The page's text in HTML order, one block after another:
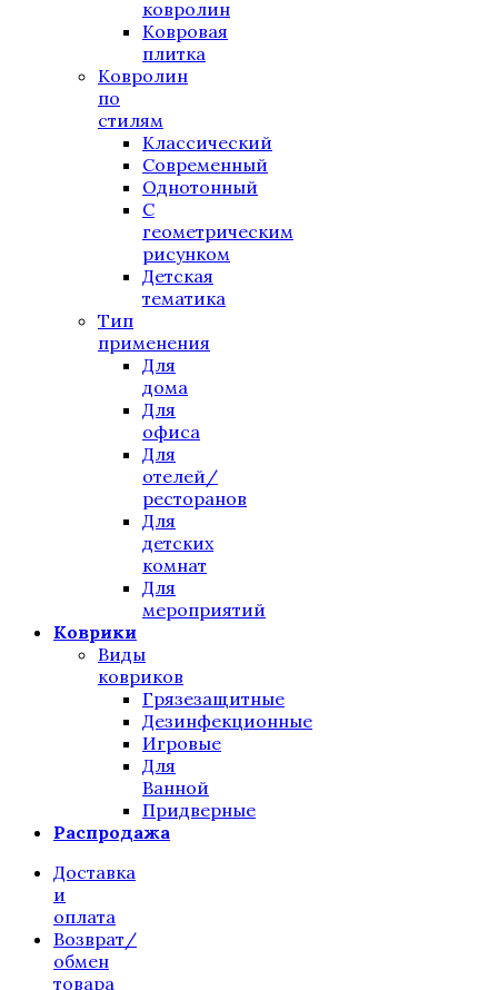
ковролин
Ковровая
плитка
Ковролин
по
стилям
Классический
Современный
Однотонный
С
геометрическим
рисунком
Детская
тематика
Тип
применения
Для
дома
Для
офиса
Для
отелей/
ресторанов
Для
детских
комнат
Для
мероприятий
Коврики
Виды
ковриков
Грязезащитные
Дезинфекционные
Игровые
Для
Ванной
Придверные
Распродажа
Доставка
и
оплата
Возврат/
обмен
товара